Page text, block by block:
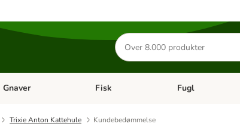
Søg
efter
produkter
kategori menu: Kat
Gnaver Åben kategori menu: Gnaver
Fisk Åben kategori
Fugl
Trixie Anton Kattehule Kundebedømmelse